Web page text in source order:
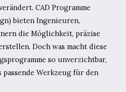
CAD Programme
bieten Ingenieuren,
die Möglichkeit, präzise
Doch was macht diese
so unverzichtbar,
passende Werkzeug für den